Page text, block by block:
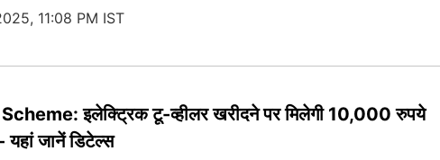
11:08 PM IST
इलेक्ट्रिक टू-व्हीलर खरीदने पर मिलेगी 10,000 रुपये
यहां जानें डिटेल्स